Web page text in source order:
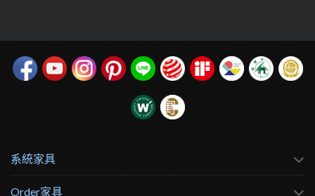
系統家具
Order家具